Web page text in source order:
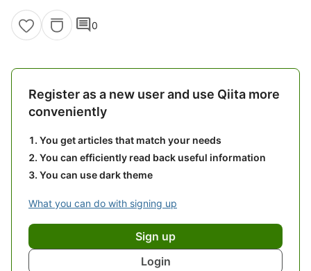
comment0
Register as a new user and use Qiita more
conveniently
You get articles that match your needs
You can efficiently read back useful information
You can use dark theme
What you can do with signing up
Sign up
Login